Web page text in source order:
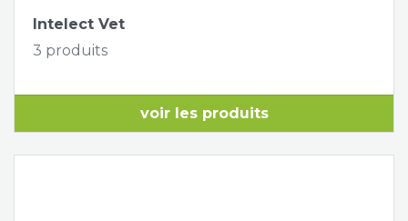
Intelect Vet
3 produits
voir les produits